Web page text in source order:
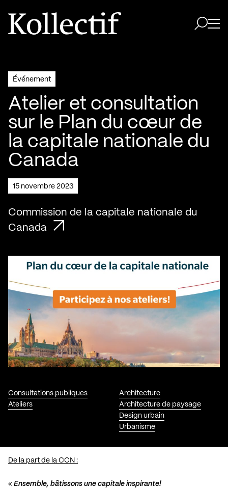
Aller à la page d'accueil
Logo Kollectif
Événement
Atelier et consultation
sur le Plan du cœur de
la capitale nationale du
Canada
15 novembre 2023
Commission de la capitale nationale du
Canada
Consultations publiques
Ateliers
Architecture
Architecture de paysage
Design urbain
Urbanisme
De la part de la CCN :
« Ensemble, bâtissons une capitale inspirante!